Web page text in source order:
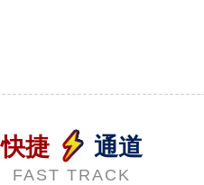
快捷通道
FAST TRACK